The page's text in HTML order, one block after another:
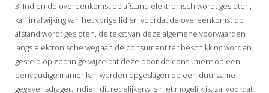
3. Indien de overeenkomst op afstand elektronisch wordt gesloten,
kan in afwijking van het vorige lid en voordat de overeenkomst op
afstand wordt gesloten, de tekst van deze algemene voorwaarden
langs elektronische weg aan de consument ter beschikking worden
gesteld op zodanige wijze dat deze door de consument op een
eenvoudige manier kan worden opgeslagen op een duurzame
gegevensdrager. Indien dit redelijkerwijs niet mogelijk is, zal voordat